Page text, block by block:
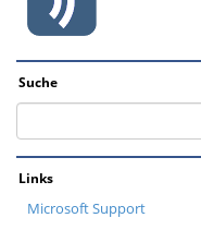
Suche
Links
Microsoft Support